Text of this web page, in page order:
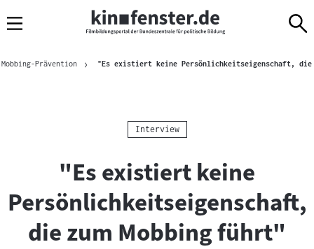
Navigation
zum
zur
amBrotkrümelnavigation
Prävention "Es existiert keine Persönlichkeitseigenschaft, die
Kategorie:
Interview
"Es existiert keine
Persönlichkeitseigenschaft,
die zum Mobbing führt"